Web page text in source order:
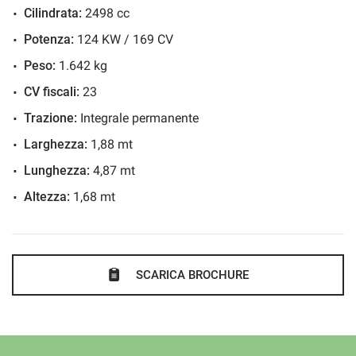
specifico veicolo. C.G. Car S.r.l. declina ogni responsabilità
per eventuali involontarie incongruenze, che non
rappresentano un impegno contrattuale.
Cruise Control
ESP
Fari LED
Fendinebbia
Frenata d'emergenza assistita
Immobilizzatore elettronico
Isofix
Leve al volante
Regolazione elettrica sedili
Sensore di luce
Cilindrata: 2498 cc
Potenza: 124 KW / 169 CV
Peso: 1.642 kg
CV fiscali: 23
Trazione: Integrale permanente
Larghezza: 1,88 mt
Lunghezza: 4,87 mt
Altezza: 1,68 mt
SCARICA BROCHURE